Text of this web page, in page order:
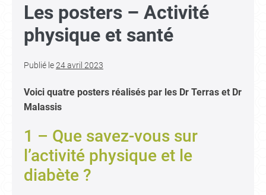
Les posters – Activité
physique et santé
Publié le24 avril 2023
Voici quatre posters réalisés par les Dr Terras et Dr
Malassis
1 – Que savez-vous sur
l’activité physique et le
diabète ?